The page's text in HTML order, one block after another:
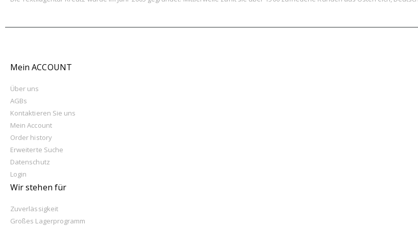
Mein ACCOUNT
Über uns
AGBs
Kontaktieren Sie uns
Mein Account
Order history
Erweiterte Suche
Datenschutz
Login
Wir stehen für
Zuverlässigkeit
Großes Lagerprogramm